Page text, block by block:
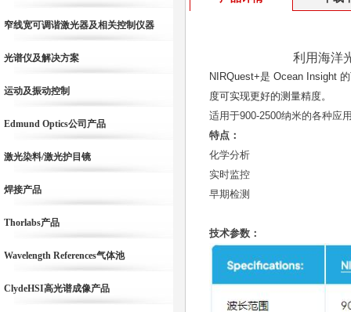
利用海洋
NIRQuest+是 Ocean Insight
度可实现更好的测量精度。
适用于900-2500纳米的各种应
特点：
化学分析
实时监控
早期检测
技术参数：
窄线宽可调谐激光器及相关控制仪器
光谱仪及解决方案
运动及振动控制
Edmund Optics公司产品
激光染料/激光护目镜
焊接产品
Thorlabs产品
Wavelength References气体池
ClydeHSI高光谱成像产品